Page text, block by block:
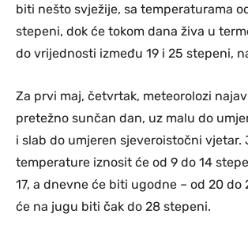
biti nešto svježije, sa temperaturama
stepeni, dok će tokom dana živa u
do vrijednosti između 19 i 25 stepeni,
Za prvi maj, četvrtak, meteorolozi
pretežno sunčan dan, uz malu do
i slab do umjeren sjeveroistočni vjetar.
temperature iznosit će od 9 do 14
17, a dnevne će biti ugodne – od 20 do
će na jugu biti čak do 28 stepeni.